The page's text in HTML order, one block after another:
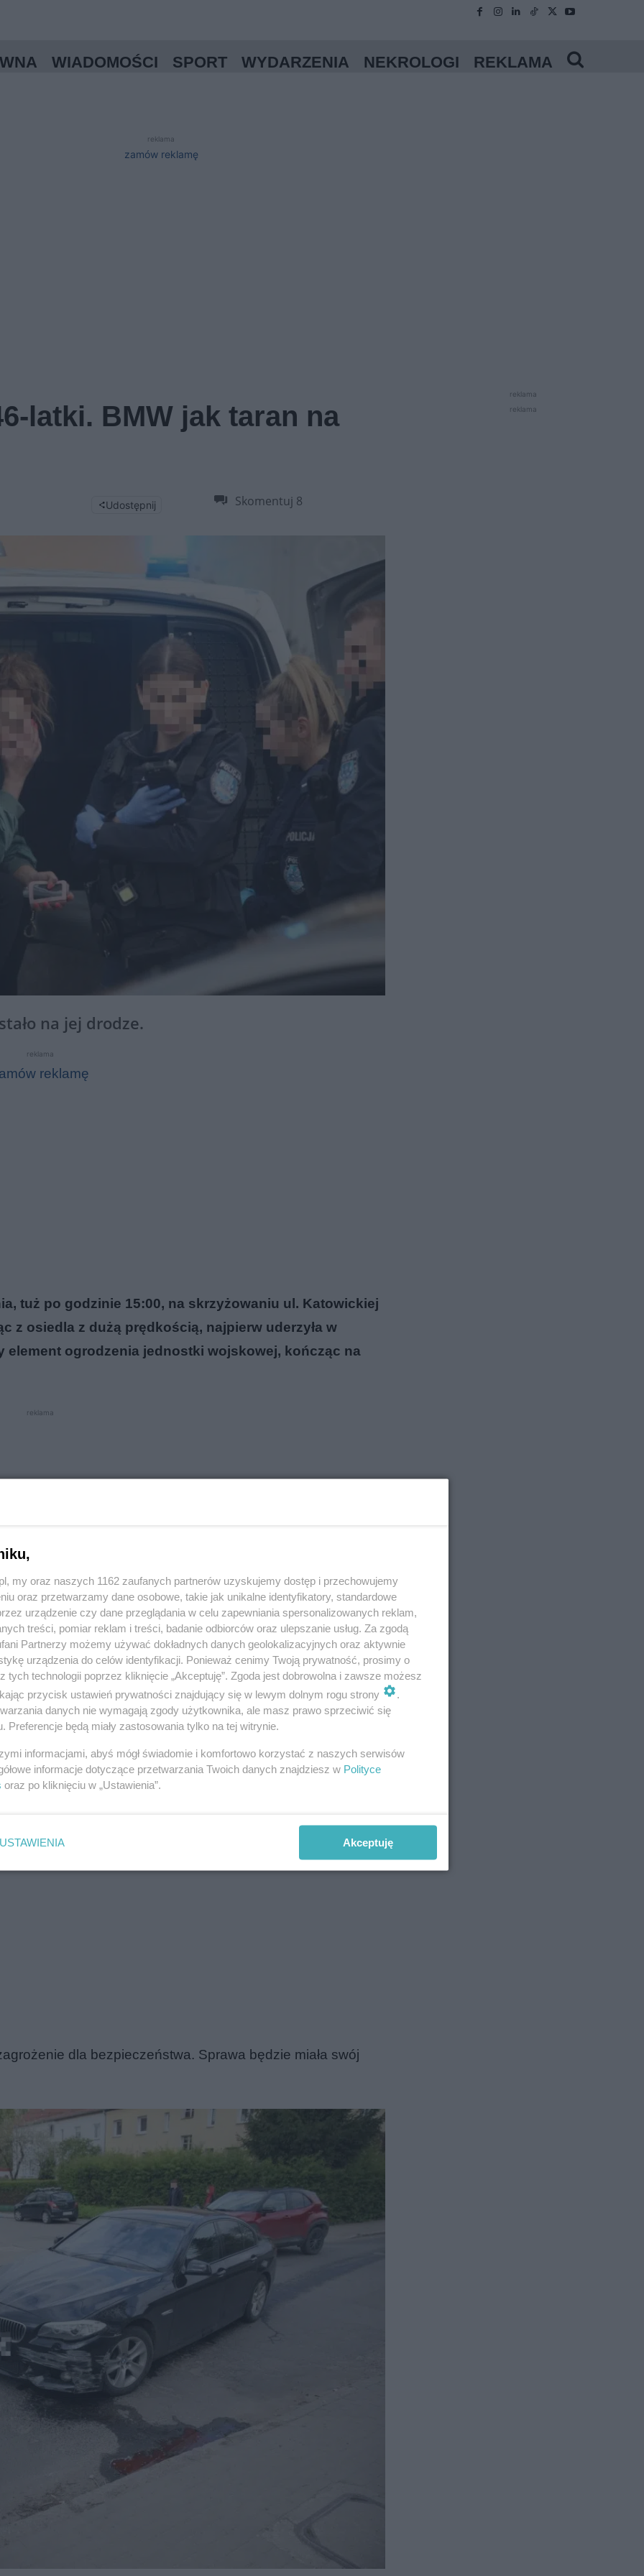
WIADOMOŚCI SPORT WYDARZENIA NEKROLOGI REKLAMA
reklama
zamów reklamę
latki. BMW jak taran na
Udostępnij Skomentuj 8
na jej drodze.
reklama
reklamę
tuż po godzinie 15:00, na skrzyżowaniu ul. Katowickiej
z osiedla z dużą prędkością, najpierw uderzyła w
ogrodzenia jednostki wojskowej, kończąc na
reklama
o nietrzeźwej kierującej BMW. Świadek zdarzenia
jazdę. Policja po przyjeździe na miejsce
że 46-latka ma niemal 2,5 promila alkoholu w
gdzie czeka na dalsze postępowanie.
dla bezpieczeństwa. Sprawa będzie miała swój
reklama
reklama
my oraz naszych 1162 zaufanych partnerów uzyskujemy dostęp i przechowujemy
oraz przetwarzamy dane osobowe, takie jak unikalne identyfikatory, standardowe
urządzenie czy dane przeglądania w celu zapewniania spersonalizowanych reklam,
treści, pomiar reklam i treści, badanie odbiorców oraz ulepszanie usług. Za zgodą
Partnerzy możemy używać dokładnych danych geolokalizacyjnych oraz aktywnie
urządzenia do celów identyfikacji. Ponieważ cenimy Twoją prywatność, prosimy o
tych technologii poprzez kliknięcie „Akceptuję”. Zgoda jest dobrowolna i zawsze możesz
przycisk ustawień prywatności znajdujący się w lewym dolnym rogu strony
.
danych nie wymagają zgody użytkownika, ale masz prawo sprzeciwić się
Preferencje będą miały zastosowania tylko na tej witrynie.
informacjami, abyś mógł świadomie i komfortowo korzystać z naszych serwisów
informacje dotyczące przetwarzania Twoich danych znajdziesz w Polityce
oraz po kliknięciu w „Ustawienia”.
USTAWIENIA Akceptuję